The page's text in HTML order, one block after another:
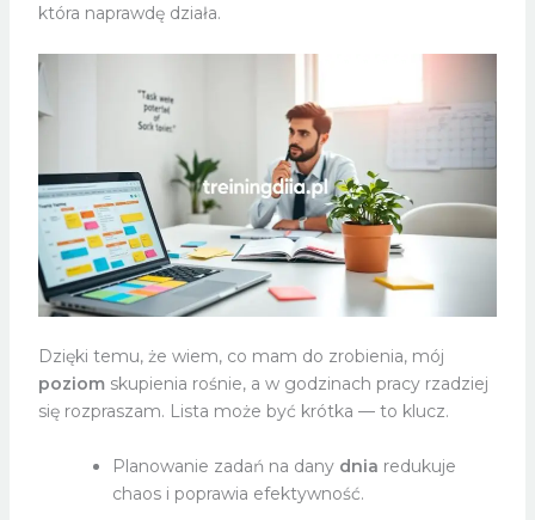
która naprawdę działa.
Dzięki temu, że wiem, co mam do zrobienia, mój
poziomskupienia rośnie, a w godzinach pracy rzadziej
się rozpraszam. Lista może być krótka — to klucz.
Planowanie zadań na dany dnia redukuje
chaos i poprawia efektywność.